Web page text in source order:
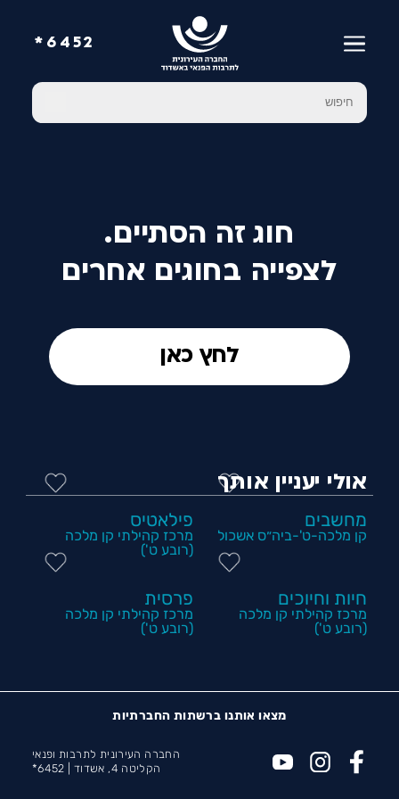
6452*
חוג זה הסתיים.
לצפייה בחוגים אחרים
לחץ כאן
אולי יעניין אותך
מחשבים
קן מלכה-ט'-ביה״ס אשכול
פילאטיס
מרכז קהילתי קן מלכה
(רובע ט')
חיות וחיוכים
מרכז קהילתי קן מלכה
(רובע ט')
פרסית
מרכז קהילתי קן מלכה
(רובע ט')
מצאו אותנו ברשתות החברתיות
החברה העירונית לתרבות ופנאי
הקליטה 4, אשדוד |
6452*